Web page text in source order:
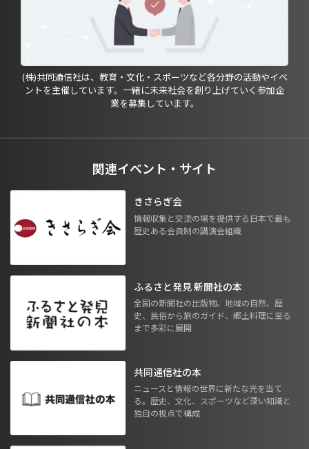
(株)共同通信社は、教育・文化・スポーツなど各分野の活動やイベ
ントを主催しています。一緒に未来社会を創り上げていく参加企
業を募集しています。
関連イベント・サイト
きさらぎ会
情報収集と交流の場を提供する日本で最も
歴史ある会員制の講演会組織
ふるさと発見 新聞社の本
全国の新聞社の出版物。地域の自然、歴
史、民俗から旅のガイド、郷土料理に至る
まで多彩に展開
共同通信社の本
ニュースと情報の世界に新たな光を当て
る。歴史、文化、スポーツなど深い知識と
独自の視点で構成